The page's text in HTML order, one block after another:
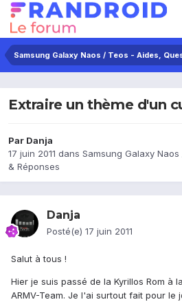
Extraire un thème d'un
Par Danja
17 juin 2011 dans Samsung Galaxy
& Réponses
Danja
Posté(e) 17 juin 2011
Salut à tous !
Hier je suis passé de la Kyrillos Rom à
ARMV-Team. Je l'ai surtout fait pour le